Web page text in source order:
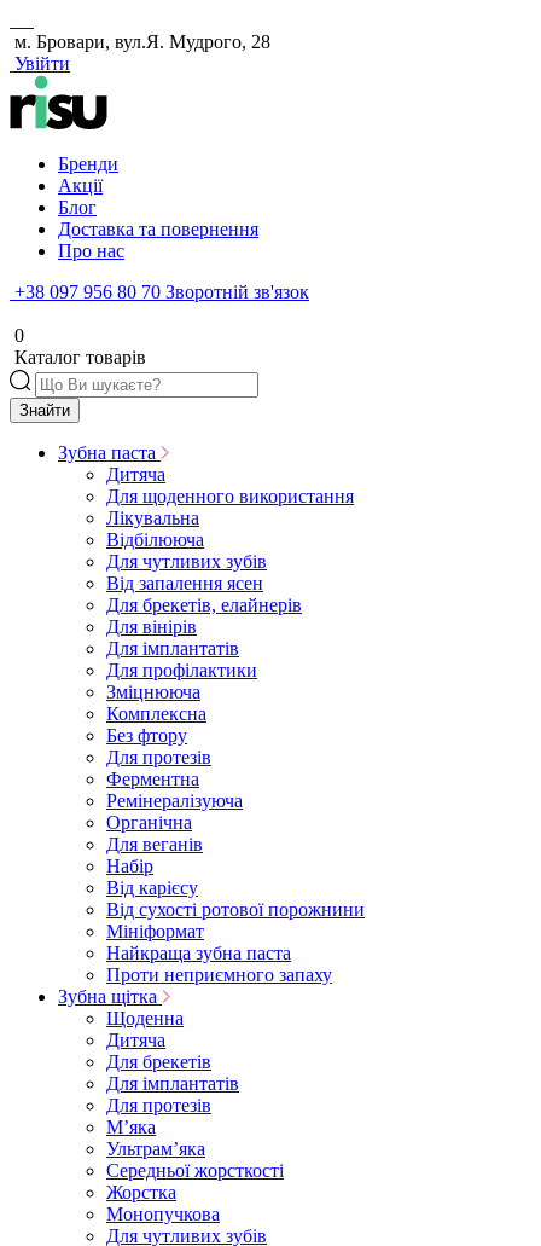
м. Бровари, вул.Я. Мудрого, 28
Увійти
Бренди
Акції
Блог
Доставка та повернення
Про нас
+38 097 956 80 70 Зворотній зв'язок
0
Каталог товарів
Знайти
Зубна паста
Дитяча
Для щоденного використання
Лікувальна
Відбілююча
Для чутливих зубів
Від запалення ясен
Для брекетів, елайнерів
Для вінірів
Для імплантатів
Для профілактики
Зміцнююча
Комплексна
Без фтору
Для протезів
Ферментна
Ремінералізуюча
Органічна
Для веганів
Набір
Від карієсу
Від сухості ротової порожнини
Мініформат
Найкраща зубна паста
Проти неприємного запаху
Зубна щітка
Щоденна
Дитяча
Для брекетів
Для імплантатів
Для протезів
Мʼяка
Ультрамʼяка
Середньої жорсткості
Жорстка
Монопучкова
Для чутливих зубів